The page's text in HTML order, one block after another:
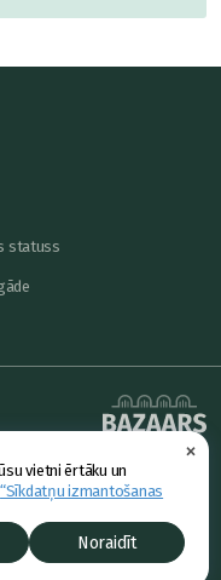
×
vietni ērtāku un
“Sīkdatņu izmantošanas
Noraidīt
statuss
powered by